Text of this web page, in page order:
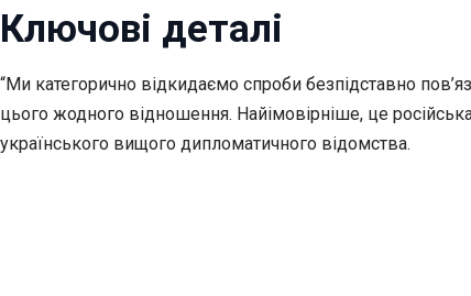
Ключові деталі
“Ми категорично відкидаємо спроби безпідставно
цього жодного відношення. Найімовірніше, це
українського вищого дипломатичного відомства.